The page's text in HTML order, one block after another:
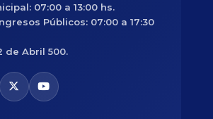
07:00 a 13:00 hs.
Públicos: 07:00 a 17:30
de Abril 500.